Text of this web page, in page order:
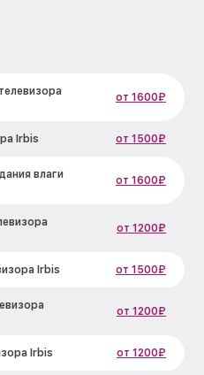
от 1600₽
Irbis от 1500₽
влаги
от 1600₽
от 1200₽
Irbis от 1500₽
от 1200₽
Irbis от 1200₽